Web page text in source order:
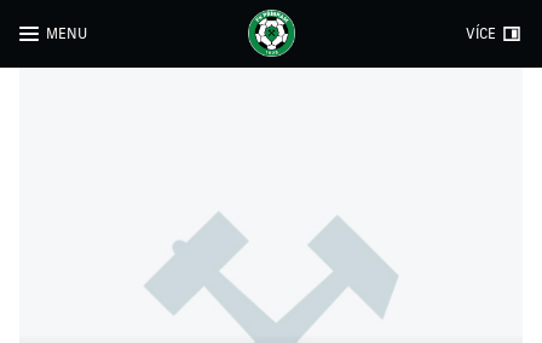
MENU VÍCE